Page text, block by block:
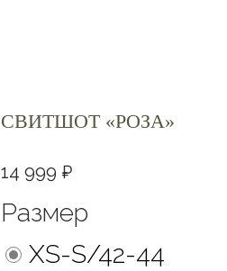
СВИТШОТ «РОЗА»
14 999 ₽
Размер
XS-S/42-44